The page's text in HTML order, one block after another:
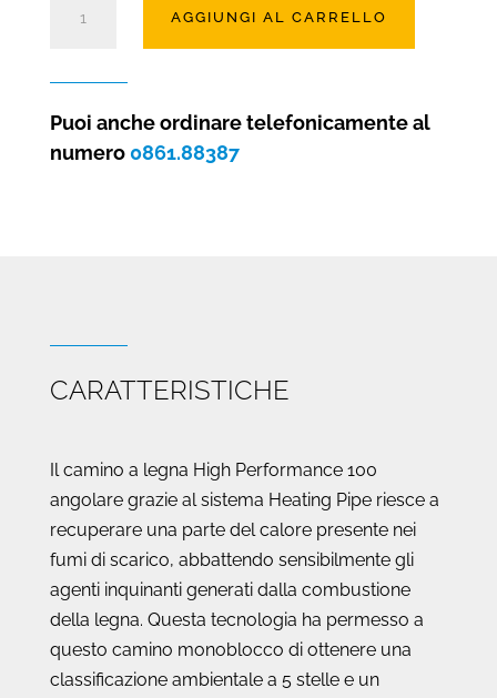
Performance
ANGOLARE
AGGIUNGI AL CARRELLO
Puoi anche ordinare telefonicamente al
numero 0861.88387
CARATTERISTICHE
Il camino a legna High Performance 100
angolare grazie al sistema Heating Pipe riesce a
recuperare una parte del calore presente nei
fumi di scarico, abbattendo sensibilmente gli
agenti inquinanti generati dalla combustione
della legna. Questa tecnologia ha permesso a
questo camino monoblocco di ottenere una
classificazione ambientale a 5 stelle e un